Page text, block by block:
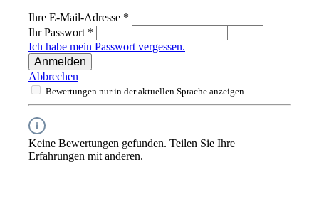
Ihre E-Mail-Adresse *
Ihr Passwort *
Ich habe mein Passwort vergessen.
Anmelden
Abbrechen
Bewertungen nur in der aktuellen Sprache anzeigen.
Keine Bewertungen gefunden. Teilen Sie Ihre
Erfahrungen mit anderen.